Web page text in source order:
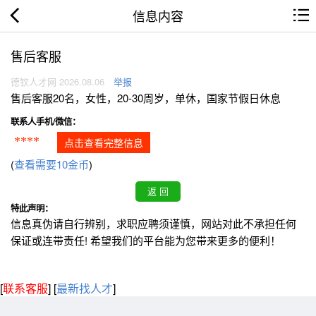
信息内容
售后客服
德钦人才网 2026.08.06 举报
售后客服20名，女性，20-30周岁，单休，国家节假日休息
联系人手机/微信：
**** 点击查看完整信息
(查看需要10金币)
特此声明：
信息真伪请自行辨别，求职应聘须谨慎，网站对此不承担任何
保证或连带责任! 希望我们的平台能为您带来更多的便利！
[联系客服] [最新找人才]